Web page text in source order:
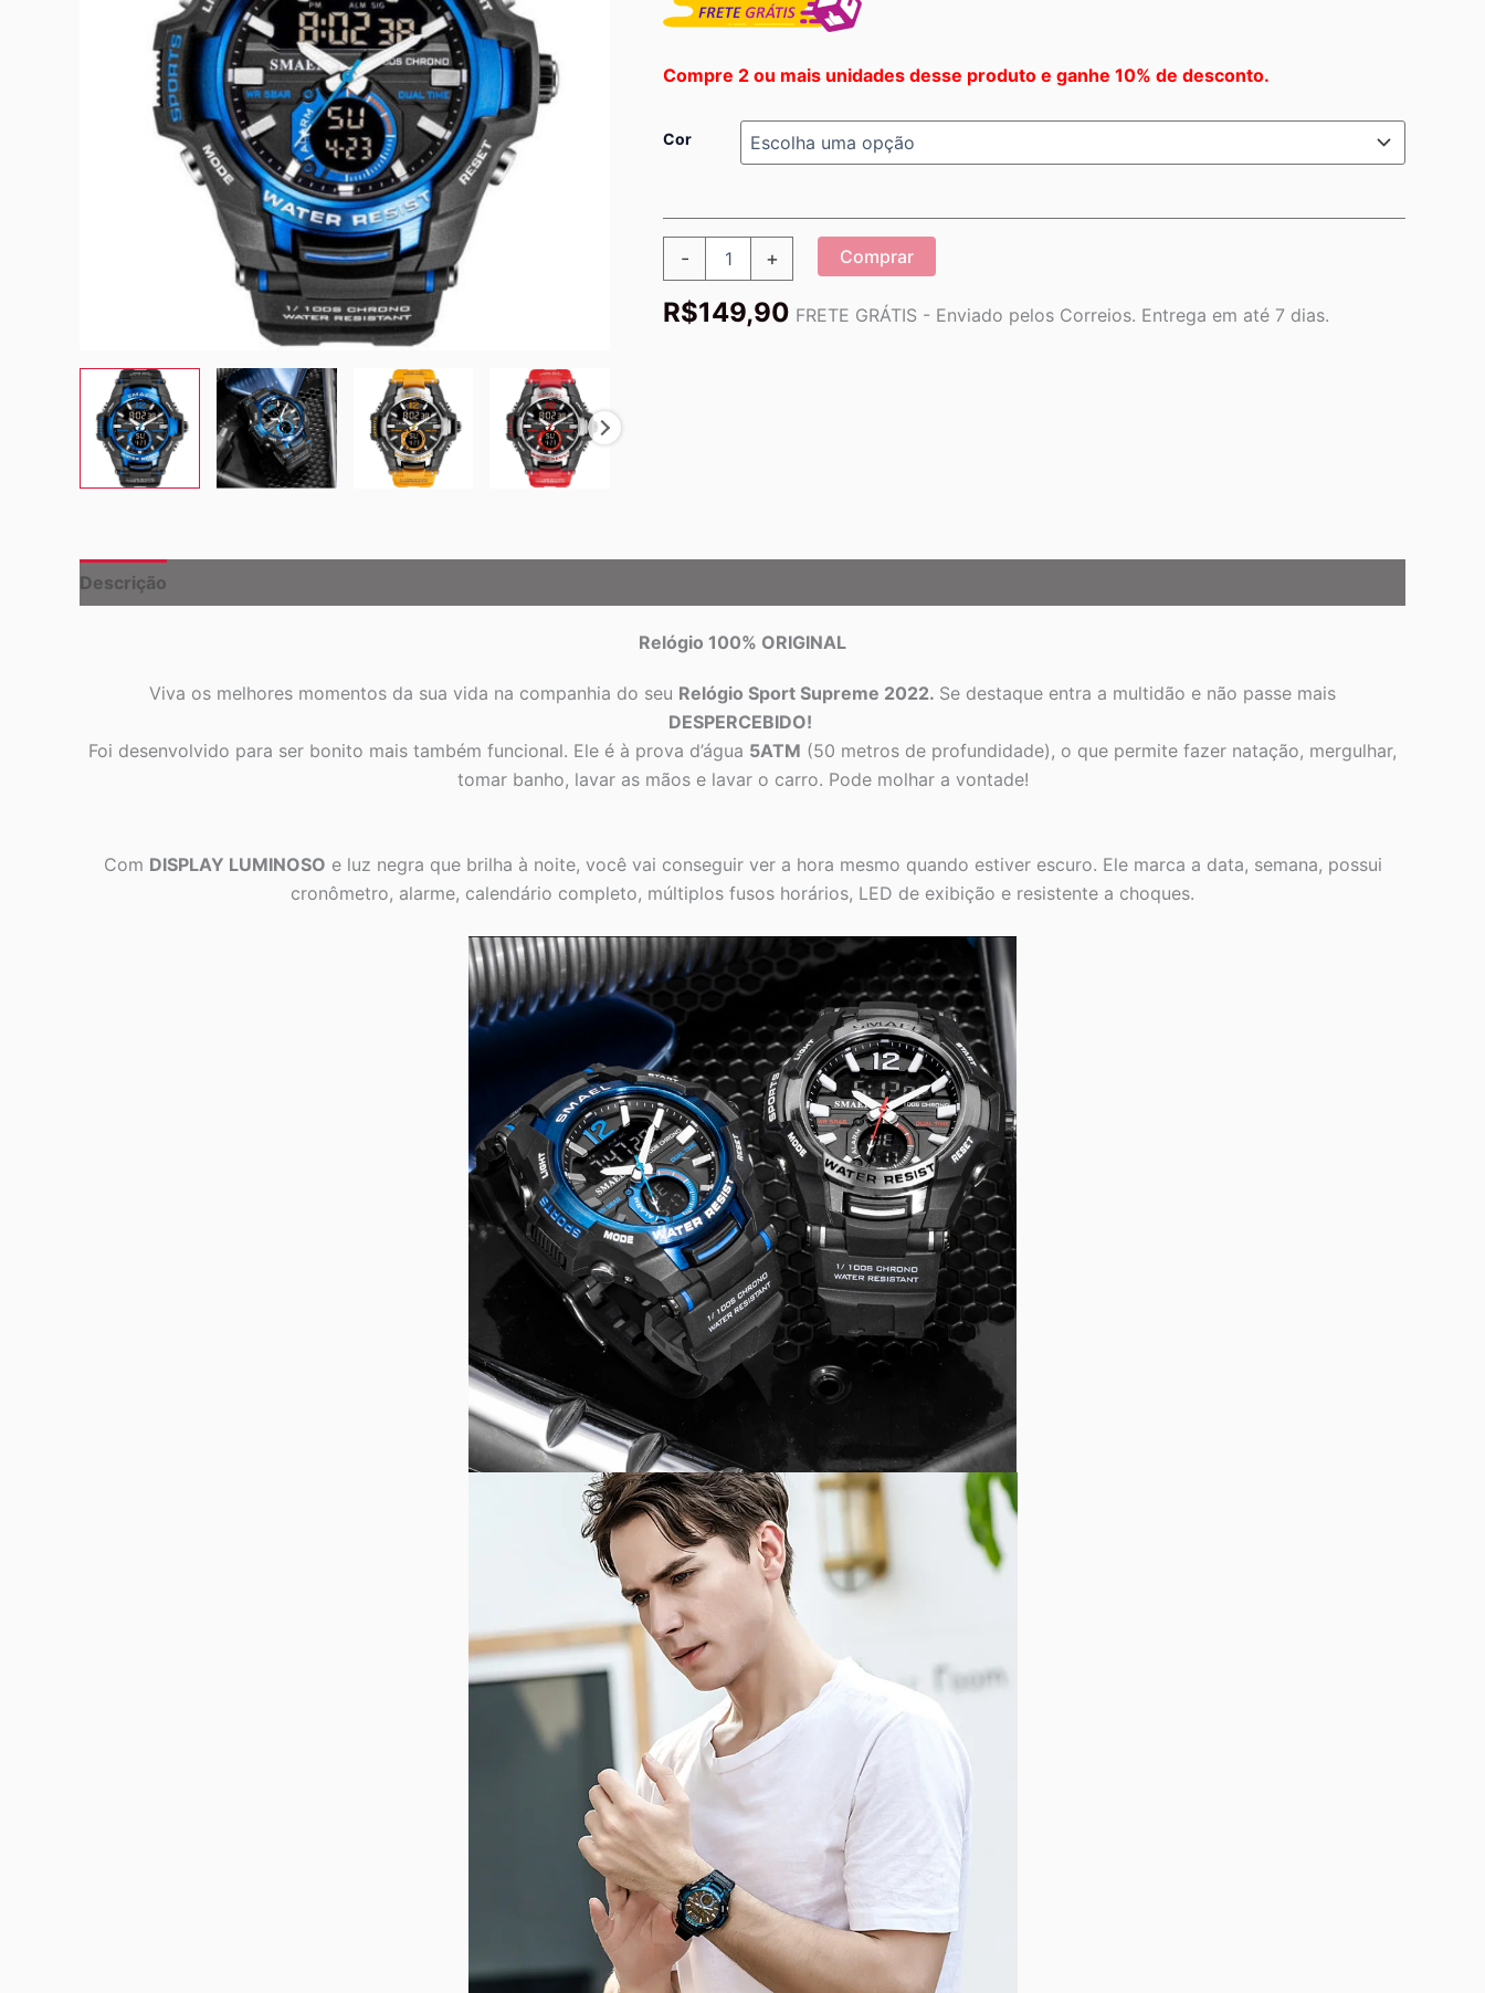
Compre 2 ou mais unidades desse produto e ganhe 10% de desconto.
Cor
-
2022
+ Comprar
R$149,90 FRETE GRÁTIS - Enviado pelos Correios. Entrega em até 7 dias.
Descrição
Relógio 100% ORIGINAL
Viva os melhores momentos da sua vida na companhia do seu Relógio Sport Supreme 2022. Se destaque entra a multidão e não passe mais
DESPERCEBIDO!
Foi desenvolvido para ser bonito mais também funcional. Ele é à prova d’água 5ATM (50 metros de profundidade), o que permite fazer natação, mergulhar,
tomar banho, lavar as mãos e lavar o carro. Pode molhar a vontade!
Com DISPLAY LUMINOSO e luz negra que brilha à noite, você vai conseguir ver a hora mesmo quando estiver escuro. Ele marca a data, semana, possui
cronômetro, alarme, calendário completo, múltiplos fusos horários, LED de exibição e resistente a choques.